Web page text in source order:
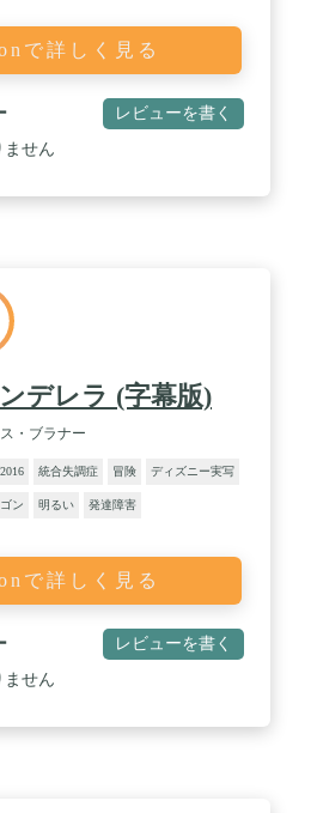
で詳しく見る
レビューを書く
ません
デレラ (字幕版)
・ブラナー
統合失調症 冒険 ディズニー実写
ン 明るい 発達障害
で詳しく見る
レビューを書く
ません